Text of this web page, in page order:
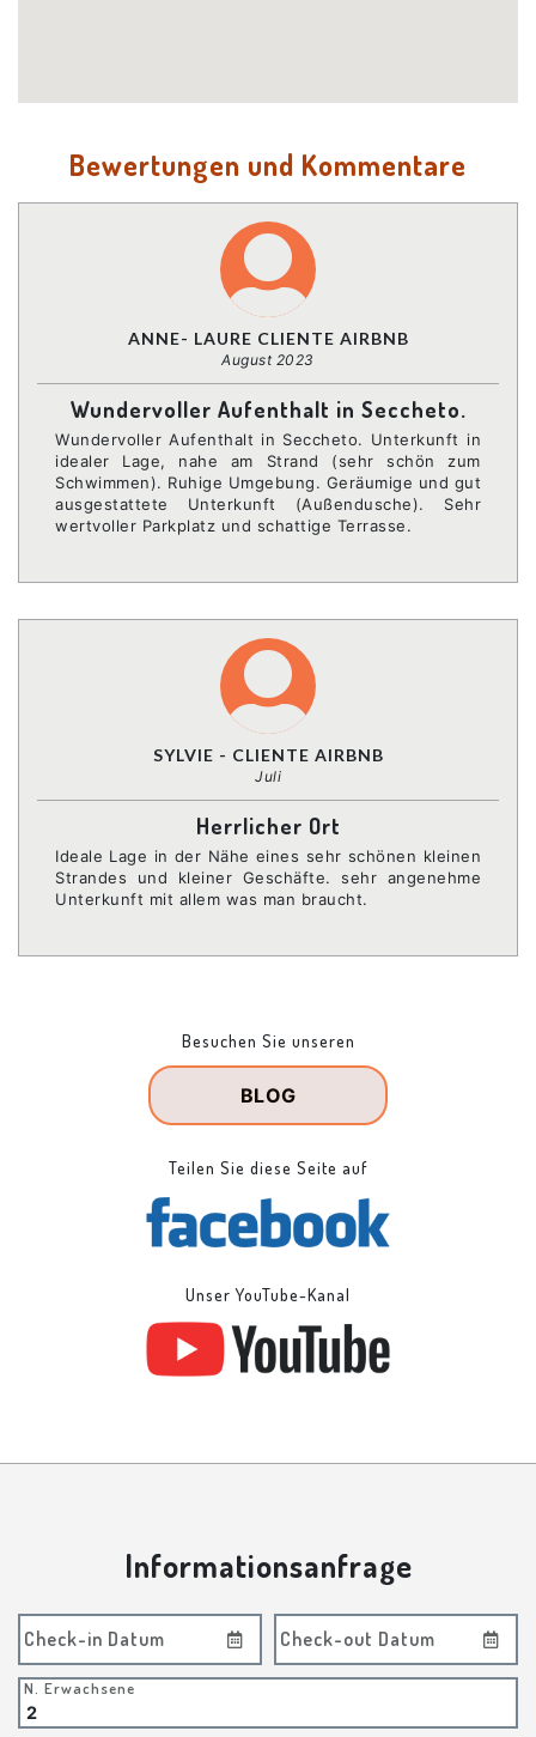
Bewertungen und Kommentare
ANNE- LAURE CLIENTE AIRBNB
August 2023
Wundervoller Aufenthalt in Seccheto.
Wundervoller Aufenthalt in Seccheto. Unterkunft in
idealer Lage, nahe am Strand (sehr schön zum
Schwimmen). Ruhige Umgebung. Geräumige und gut
ausgestattete Unterkunft (Außendusche). Sehr
wertvoller Parkplatz und schattige Terrasse.
SYLVIE - CLIENTE AIRBNB
Juli
Herrlicher Ort
Ideale Lage in der Nähe eines sehr schönen kleinen
Strandes und kleiner Geschäfte. sehr angenehme
Unterkunft mit allem was man braucht.
Besuchen Sie unseren
BLOG
Teilen Sie diese Seite auf
Unser YouTube-Kanal
Informationsanfrage
Check-in Datum Check-out Datum
N. Erwachsene